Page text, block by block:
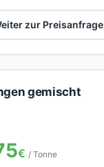
zur Preisanfrage
gemischt
€ / Tonne